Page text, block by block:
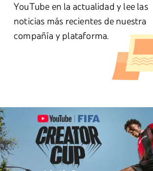
YouTube en la actualidad y lee las
noticias más recientes de nuestra
compañía y plataforma.